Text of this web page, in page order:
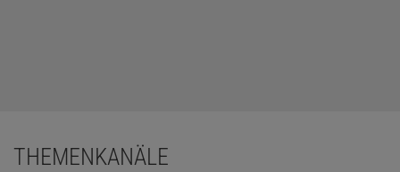
THEMENKANÄLE